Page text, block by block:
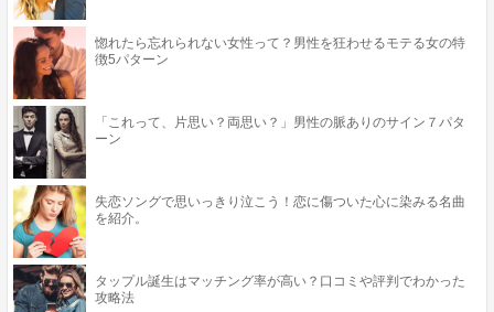
惚れたら忘れられない女性って？男性を狂わせるモテる女の特
徴5パターン
「これって、片思い？両思い？」男性の脈ありのサイン７パタ
ーン
失恋ソングで思いっきり泣こう！恋に傷ついた心に染みる名曲
を紹介。
タップル誕生はマッチング率が高い？口コミや評判でわかった
攻略法